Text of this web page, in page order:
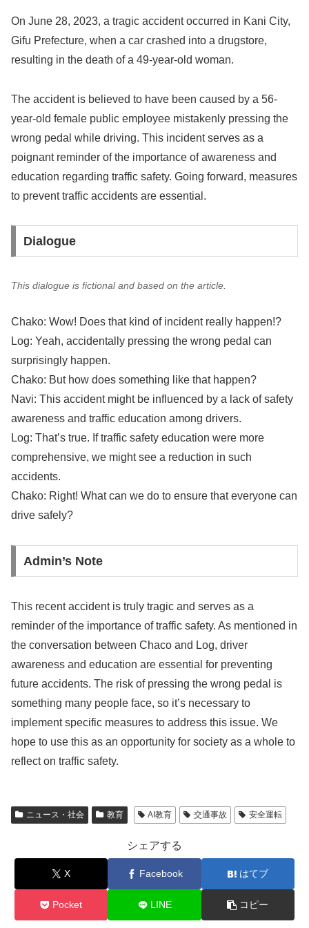
On June 28, 2023, a tragic accident occurred in Kani City,
Gifu Prefecture, when a car crashed into a drugstore,
resulting in the death of a 49-year-old woman.
The accident is believed to have been caused by a 56-
year-old female public employee mistakenly pressing the
wrong pedal while driving. This incident serves as a
poignant reminder of the importance of awareness and
education regarding traffic safety. Going forward, measures
to prevent traffic accidents are essential.
Dialogue
This dialogue is fictional and based on the article.
Chako: Wow! Does that kind of incident really happen!?
Log: Yeah, accidentally pressing the wrong pedal can
surprisingly happen.
Chako: But how does something like that happen?
Navi: This accident might be influenced by a lack of safety
awareness and traffic education among drivers.
Log: That’s true. If traffic safety education were more
comprehensive, we might see a reduction in such
accidents.
Chako: Right! What can we do to ensure that everyone can
drive safely?
Admin’s Note
This recent accident is truly tragic and serves as a
reminder of the importance of traffic safety. As mentioned in
the conversation between Chaco and Log, driver
awareness and education are essential for preventing
future accidents. The risk of pressing the wrong pedal is
something many people face, so it’s necessary to
implement specific measures to address this issue. We
hope to use this as an opportunity for society as a whole to
reflect on traffic safety.
ニュース・社会 教育 AI教育 交通事故 安全運転
シェアする
X Facebook はてブ
Pocket LINE コピー